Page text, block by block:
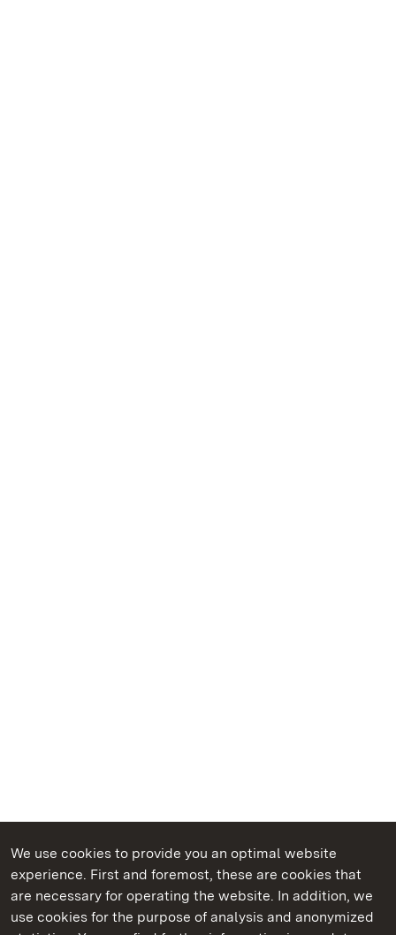
We use cookies to provide you an optimal website
experience. First and foremost, these are cookies that
are necessary for operating the website. In addition, we
use cookies for the purpose of analysis and anonymized
State Palaces and Gardens of Baden-Wuerttemberg